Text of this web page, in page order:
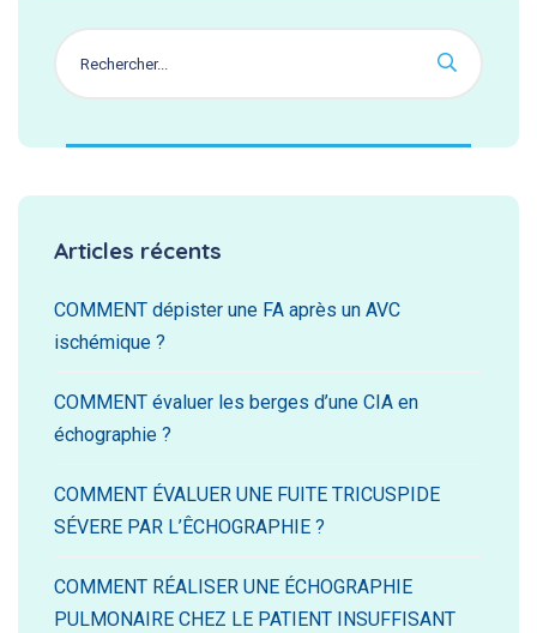
Articles récents
COMMENT dépister une FA après un AVC
ischémique ?
COMMENT évaluer les berges d’une CIA en
échographie ?
COMMENT ÉVALUER UNE FUITE TRICUSPIDE
SÉVERE PAR L’ÊCHOGRAPHIE ?
COMMENT RÉALISER UNE ÉCHOGRAPHIE
PULMONAIRE CHEZ LE PATIENT INSUFFISANT